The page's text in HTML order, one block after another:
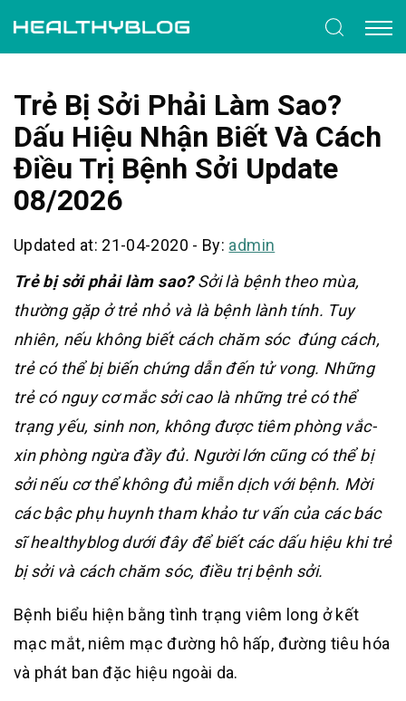
Trẻ Bị Sởi Phải Làm Sao?
Dấu Hiệu Nhận Biết Và Cách
Điều Trị Bệnh Sởi Update
08/2026
Updated at: 21-04-2020 - By: admin
Trẻ bị sởi phải làm sao?Sởi là bệnh theo mùa,
thường gặp ở trẻ nhỏ và là bệnh lành tính. Tuy
nhiên, nếu không biết cách chăm sóc đúng cách,
trẻ có thể bị biến chứng dẫn đến tử vong. Những
trẻ có nguy cơ mắc sởi cao là những trẻ có thể
trạng yếu, sinh non, không được tiêm phòng vắc-
xin phòng ngừa đầy đủ. Người lớn cũng có thể bị
sởi nếu cơ thể không đủ miễn dịch với bệnh. Mời
các bậc phụ huynh tham khảo tư vấn của các bác
sĩ healthyblog dưới đây để biết các dấu hiệu khi trẻ
bị sởi và cách chăm sóc, điều trị bệnh sởi.
Bệnh biểu hiện bằng tình trạng viêm long ở kết
mạc mắt, niêm mạc đường hô hấp, đường tiêu hóa
và phát ban đặc hiệu ngoài da.